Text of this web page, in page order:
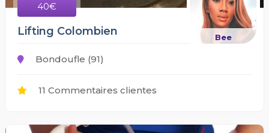
40€
Bee
Lifting Colombien
Bondoufle (91)
11 Commentaires clientes